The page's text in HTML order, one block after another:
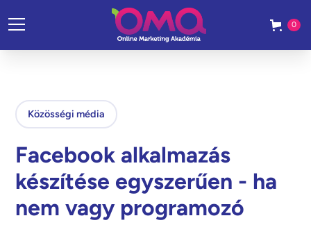
0
Közösségi média
Facebook alkalmazás
készítése egyszerűen - ha
nem vagy programozó